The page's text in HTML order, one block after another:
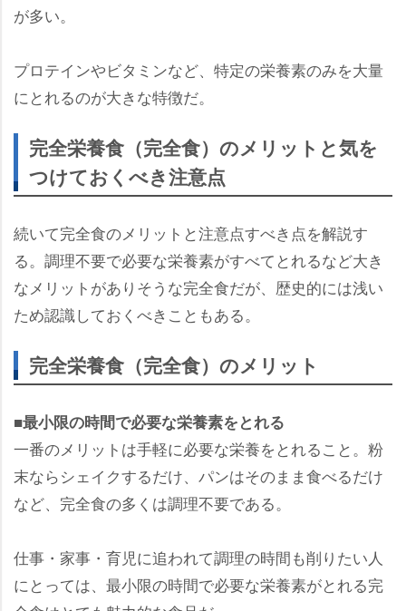
が多い。
プロテインやビタミンなど、特定の栄養素のみを大量
にとれるのが大きな特徴だ。
完全栄養食（完全食）のメリットと気を
つけておくべき注意点
続いて完全食のメリットと注意点すべき点を解説す
る。調理不要で必要な栄養素がすべてとれるなど大き
なメリットがありそうな完全食だが、歴史的には浅い
ため認識しておくべきこともある。
完全栄養食（完全食）のメリット
■最小限の時間で必要な栄養素をとれる
一番のメリットは手軽に必要な栄養をとれること。粉
末ならシェイクするだけ、パンはそのまま食べるだけ
など、完全食の多くは調理不要である。
仕事・家事・育児に追われて調理の時間も削りたい人
にとっては、最小限の時間で必要な栄養素がとれる完